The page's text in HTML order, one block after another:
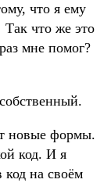
что я ему
что же это
мне помог?
новые формы.
код. И я
на своём